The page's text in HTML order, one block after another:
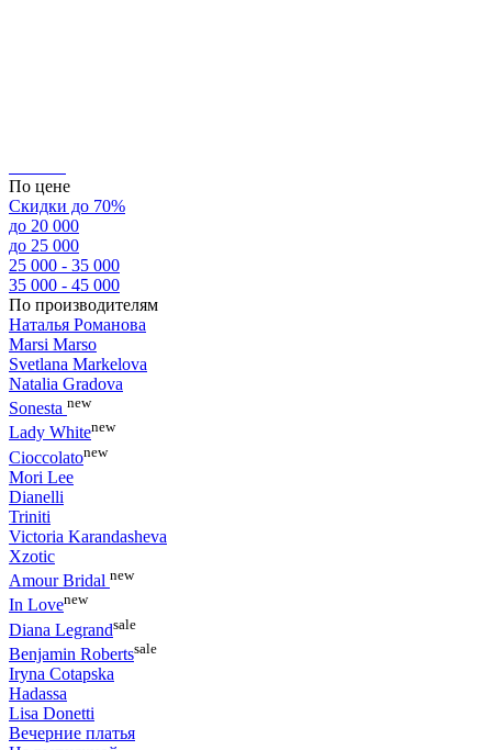
По цене
Скидки до 70%
до 20 000
до 25 000
25 000 - 35 000
35 000 - 45 000
По производителям
Наталья Романова
Marsi Marsо
Svetlana Markelova
Natalia Gradova
Sonesta new
Lady Whitenew
Cioccolatonew
Mori Lee
Dianelli
Triniti
Victoria Karandasheva
Xzotic
Amour Bridal new
In Lovenew
Diana Legrandsale
Benjamin Robertssale
Iryna Cotapska
Hadassa
Lisa Donetti
Вечерние платья